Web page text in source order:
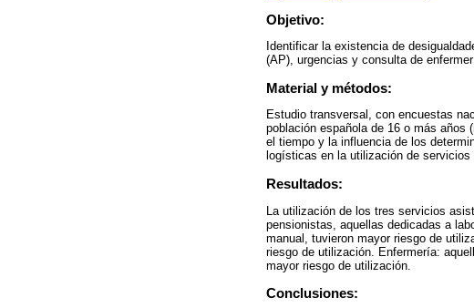
Objetivo:
Identificar la existencia de
(AP), urgencias y consulta de
Material y métodos:
Estudio transversal, con encuestas
población española de 16 o más años
el tiempo y la influencia de los
logísticas en la utilización de servicios
Resultados:
La utilización de los tres servicios
pensionistas, aquellas dedicadas a
manual, tuvieron mayor riesgo de
riesgo de utilización. Enfermería:
mayor riesgo de utilización.
Conclusiones: